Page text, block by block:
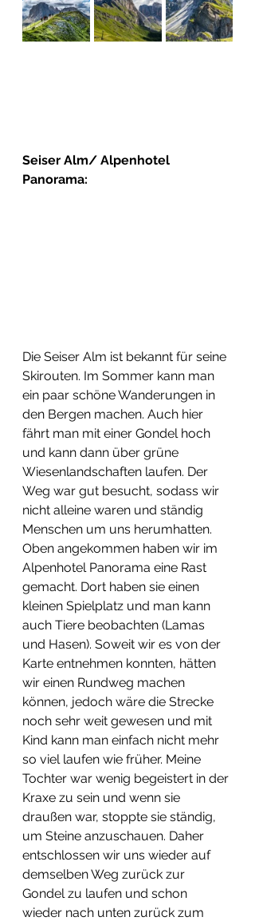
Seiser Alm/ Alpenhotel
Panorama:
Die Seiser Alm ist bekannt für seine
Skirouten. Im Sommer kann man
ein paar schöne Wanderungen in
den Bergen machen. Auch hier
fährt man mit einer Gondel hoch
und kann dann über grüne
Wiesenlandschaften laufen. Der
Weg war gut besucht, sodass wir
nicht alleine waren und ständig
Menschen um uns herumhatten.
Oben angekommen haben wir im
Alpenhotel Panorama eine Rast
gemacht. Dort haben sie einen
kleinen Spielplatz und man kann
auch Tiere beobachten (Lamas
und Hasen). Soweit wir es von der
Karte entnehmen konnten, hätten
wir einen Rundweg machen
können, jedoch wäre die Strecke
noch sehr weit gewesen und mit
Kind kann man einfach nicht mehr
so viel laufen wie früher. Meine
Tochter war wenig begeistert in der
Kraxe zu sein und wenn sie
draußen war, stoppte sie ständig,
um Steine anzuschauen. Daher
entschlossen wir uns wieder auf
demselben Weg zurück zur
Gondel zu laufen und schon
wieder nach unten zurück zum